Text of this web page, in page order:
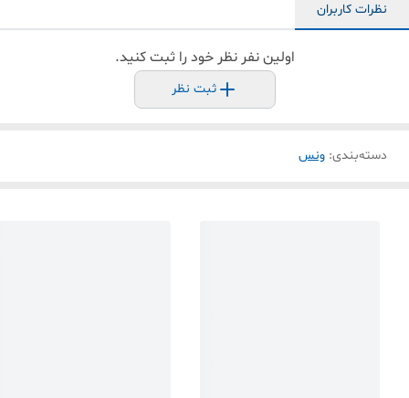
نظرات کاربران
اولین نفر نظر خود را ثبت کنید.
ثبت نظر
دسته‌بندی: ونس